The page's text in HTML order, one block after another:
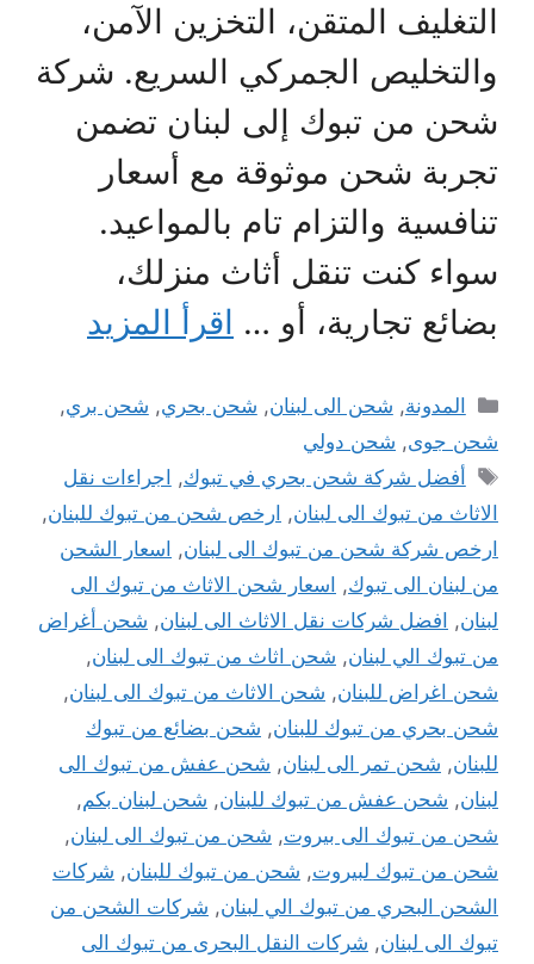
التغليف المتقن، التخزين الآمن،
والتخليص الجمركي السريع. شركة
شحن من تبوك إلى لبنان تضمن
تجربة شحن موثوقة مع أسعار
تنافسية والتزام تام بالمواعيد.
سواء كنت تنقل أثاث منزلك،
بضائع تجارية، أو … اقرأ المزيد
التصنيفات
المدونة, شحن الى لبنان, شحن بحري, شحن بري,
شحن جوى, شحن دولي
الوسوم
أفضل شركة شحن بحري في تبوك, اجراءات نقل
الاثاث من تبوك الى لبنان, ارخص شحن من تبوك للبنان,
ارخص شركة شحن من تبوك الى لبنان, اسعار الشحن
من لبنان الى تبوك, اسعار شحن الاثاث من تبوك الى
لبنان, افضل شركات نقل الاثاث الى لبنان, شحن أغراض
من تبوك الي لبنان, شحن اثاث من تبوك الى لبنان,
شحن اغراض للبنان, شحن الاثاث من تبوك الى لبنان,
شحن بحري من تبوك للبنان, شحن بضائع من تبوك
للبنان, شحن تمر الى لبنان, شحن عفش من تبوك الى
لبنان, شحن عفش من تبوك للبنان, شحن لبنان بكم,
شحن من تبوك الى بيروت, شحن من تبوك الى لبنان,
شحن من تبوك لبيروت, شحن من تبوك للبنان, شركات
الشحن البحري من تبوك الي لبنان, شركات الشحن من
تبوك الى لبنان, شركات النقل البحرى من تبوك الى